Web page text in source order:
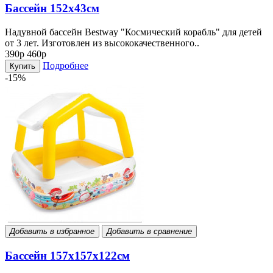
Бассейн 152х43см
Надувной бассейн Bestway "Космический корабль" для детей
от 3 лет. Изготовлен из высококачественного..
390р 460р
Купить
Подробнее
-15%
Добавить в избранное Добавить в сравнение
Бассейн 157x157x122см